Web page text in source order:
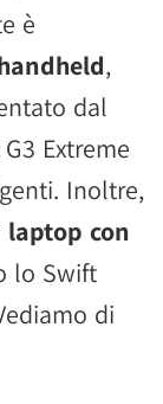
è
,
dal
Extreme
Inoltre,
laptop con
lo Swift
di